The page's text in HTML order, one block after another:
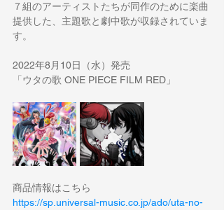
７組のアーティストたちが同作のために楽曲
提供した、主題歌と劇中歌が収録されていま
す。
2022年8月10日（水）発売
「ウタの歌 ONE PIECE FILM RED」
商品情報はこちら
https://sp.universal-music.co.jp/ado/uta-no-